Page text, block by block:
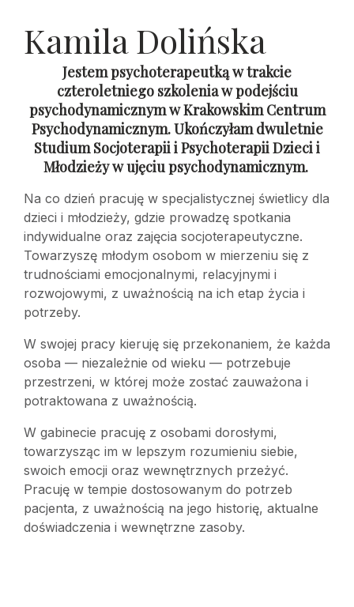
Kamila Dolińska
Jestem psychoterapeutką w trakcie
czteroletniego szkolenia w podejściu
psychodynamicznym w Krakowskim Centrum
Psychodynamicznym. Ukończyłam dwuletnie
Studium Socjoterapii i Psychoterapii Dzieci i
Młodzieży w ujęciu psychodynamicznym.
Na co dzień pracuję w specjalistycznej świetlicy dla
dzieci i młodzieży, gdzie prowadzę spotkania
indywidualne oraz zajęcia socjoterapeutyczne.
Towarzyszę młodym osobom w mierzeniu się z
trudnościami emocjonalnymi, relacyjnymi i
rozwojowymi, z uważnością na ich etap życia i
potrzeby.
W swojej pracy kieruję się przekonaniem, że każda
osoba — niezależnie od wieku — potrzebuje
przestrzeni, w której może zostać zauważona i
potraktowana z uważnością.
W gabinecie pracuję z osobami dorosłymi,
towarzysząc im w lepszym rozumieniu siebie,
swoich emocji oraz wewnętrznych przeżyć.
Pracuję w tempie dostosowanym do potrzeb
pacjenta, z uważnością na jego historię, aktualne
doświadczenia i wewnętrzne zasoby.